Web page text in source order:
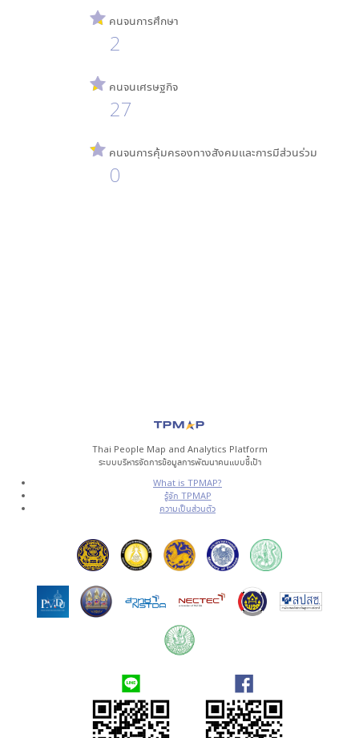
คนจนการศึกษา
2
คนจนเศรษฐกิจ
27
คนจนการคุ้มครองทางสังคมและการมีส่วนร่วม
0
Thai People Map and Analytics Platform
ระบบบริหารจัดการข้อมูลการพัฒนาคนแบบชี้เป้า
What is TPMAP?
รู้จัก TPMAP
ความเป็นส่วนตัว